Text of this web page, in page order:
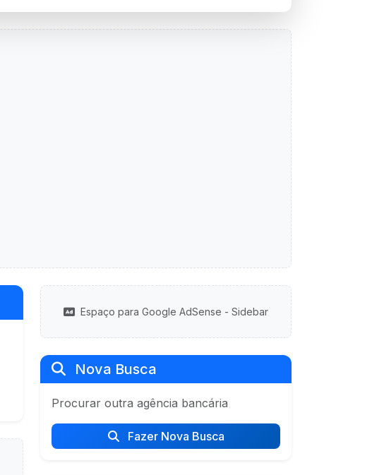
Espaço para Google AdSense - Sidebar
Nova Busca
Procurar outra agência bancária
Fazer Nova Busca